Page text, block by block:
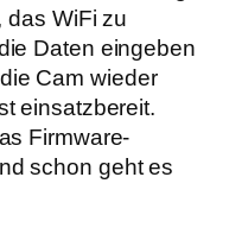
das WiFi zu
Daten eingeben
Cam wieder
einsatzbereit.
Firmware-
schon geht es